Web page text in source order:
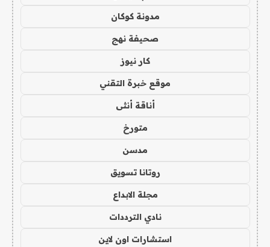
مدونة كوكان
صحيفة نهج
كار نيوز
موقع خبرة التقني
أناقة أنثى
متورخ
مدسن
روتانا تسويق
مجلة الابداع
نادي الترددات
استشارات اون لاين